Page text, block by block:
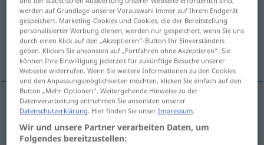
Übersicht aller Übersetzungen
(Für mehr Details die Übersetzung anklicken/antippen)
bygge inn, installere
byggeinn,installere einbauen
werden auf Grundlage unserer Vorauswahl immer auf Ihrem Endgerät
gespeichert. Marketing-Cookies und Cookies, die der Bereitstellung
personalisierter Werbung dienen, werden nur gespeichert, wenn Sie uns
durch einen Klick auf den „Akzeptieren“-Button Ihr Einverständnis
geben. Klicken Sie ansonsten auf „Fortfahren ohne Akzeptieren“. Sie
können Ihre Einwilligung jederzeit für zukünftige Besuche unserer
Webseite widerrufen. Wenn Sie weitere Informationen zu den Cookies
und den Anpassungsmöglichkeiten möchten, klicken Sie einfach auf den
Button „Mehr Optionen“. Weitergehende Hinweise zu der
Datenverarbeitung entnehmen Sie ansonsten unserer
Datenschutzerklärung. Hier finden Sie unserImpressum.
Wir und unsere Partner verarbeiten Daten, um
Folgendes bereitzustellen: